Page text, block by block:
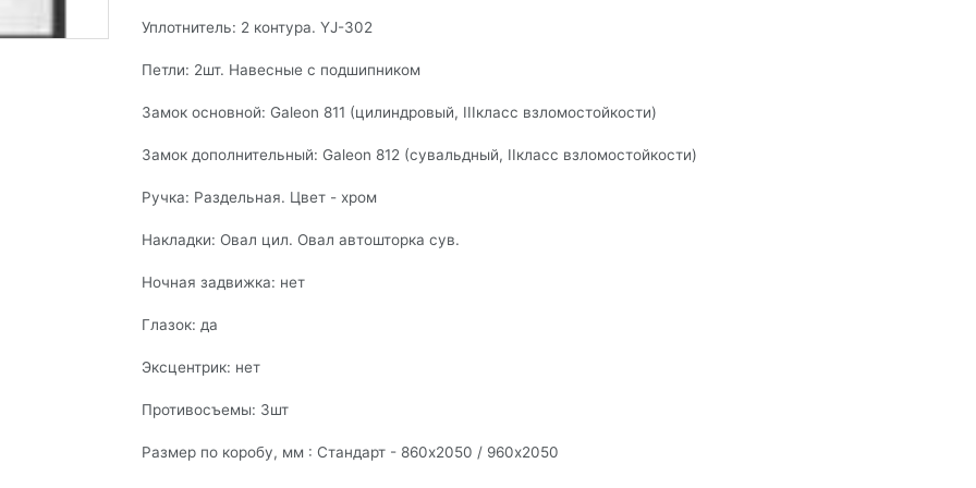
Уплотнитель: 2 контура. YJ-302
Петли: 2шт. Навесные с подшипником
Замок основной: Galeon 811 (цилиндровый, IIIкласс взломостойкости)
Замок дополнительный: Galeon 812 (сувальдный, IIкласс взломостойкости)
Ручка: Раздельная. Цвет - хром
Накладки: Овал цил. Овал автошторка сув.
Ночная задвижка: нет
Глазок: да
Эксцентрик: нет
Противосъемы: 3шт
Размер по коробу, мм : Стандарт - 860х2050 / 960х2050
— поля, обязательные для заполнения
Нажимая кнопку «Отправить», Вы принимаете условия
Политики конфидециальности